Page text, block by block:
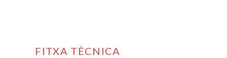
FITXA TÈCNICA